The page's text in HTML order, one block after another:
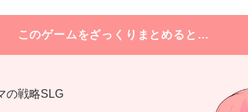
このゲームをざっくりまとめると…
の戦略SLG